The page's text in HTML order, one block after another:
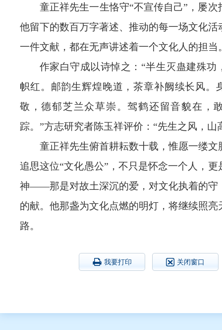
童正祥先生一生恪守“不宣传自己”，屡次
他留下的数百万字著述、推动的每一场文化活
一件文献，都在无声讲述着一个文化人的担当
作家白守成以诗悼之：“半生灭蛊建殊功
帜红。邮韵生辉煌晚道，茶章补阙续长风。
敬，德郁芝兰众草崇。驾鹤还留音貌在，
踪。”方志研究者陈玉祥评价：“先生之风，山
童正祥先生俯首耕耘数十载，惟愿一缕文
追思这位“文化愚公”，不只是怀念一个人，更
神——那是对故土深沉的爱，对文化执着的守
的献。他那盏为文化点燃的明灯，将继续照亮
路。
我要打印 关闭窗口